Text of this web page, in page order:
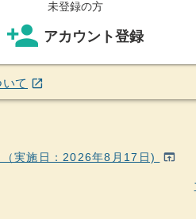
未登録の方
person_add アカウント登録
て open_in_new
実施日：2026年8月17日) open_in_browser